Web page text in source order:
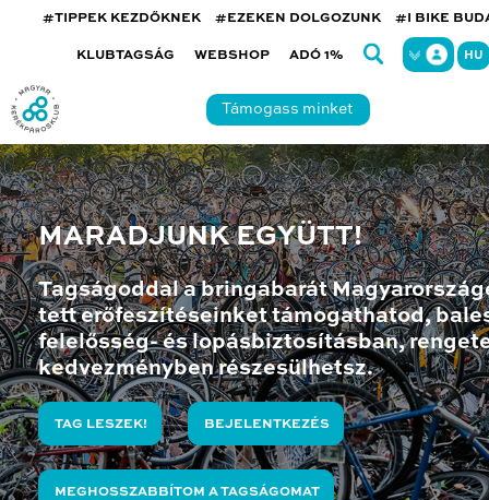
#TIPPEK KEZDŐKNEK #EZEKEN DOLGOZUNK #I BIKE
KLUBTAGSÁG WEBSHOP ADÓ 1% HU
Támogass minket
MARADJUNK EGYÜTT!
Tagságoddal a bringabarát
tett erőfeszítéseinket támogathatod,
felelősség- és lopásbiztosításban,
kedvezményben részesülhetsz.
TAG LESZEK! BEJELENTKEZÉS
MEGHOSSZABBÍTOM A TAGSÁGOMAT